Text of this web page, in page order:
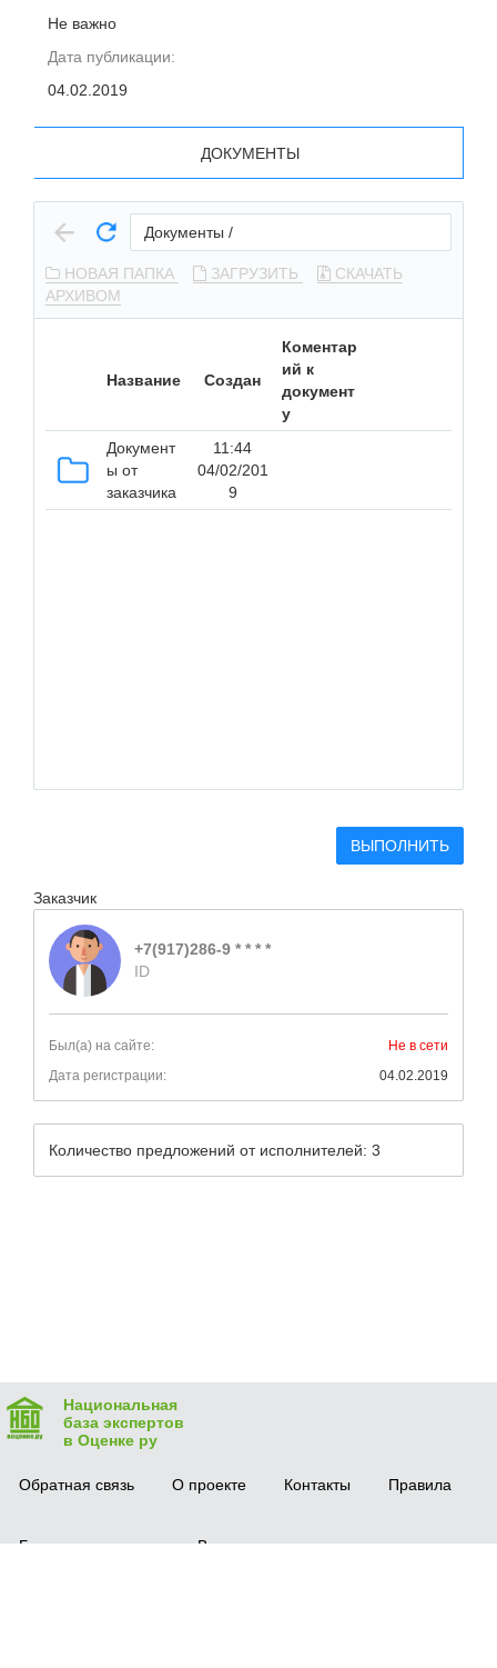
Не важно
Дата публикации:
04.02.2019
ДОКУМЕНТЫ
Документы /
НОВАЯ ПАПКА ЗАГРУЗИТЬ
СКАЧАТЬ
АРХИВОМ
Название Создан
Коментар
ий к
документ
у
Документ
ы от
заказчика
11:44
04/02/201
9
ВЫПОЛНИТЬ
Заказчик
+7(917)286-9 * * * *
ID
Был(а) на сайте:
Не в сети
Дата регистрации:
04.02.2019
Количество предложений от исполнителей: 3
Национальная
база экспертов
в Оценке ру
Обратная связь О проекте Контакты Правила
Безопасная сделка Вопрос-ответ